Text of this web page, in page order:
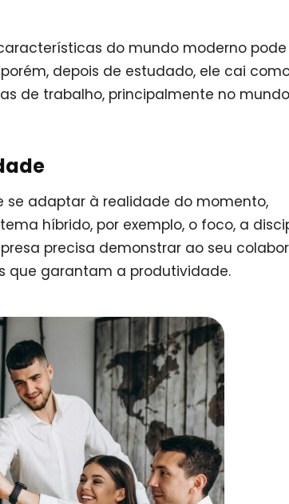
do mundo moderno pode
depois de estudado, ele cai
de trabalho, principalmente no
se adaptar à realidade do momento,
híbrido, por exemplo, o foco, a
precisa demonstrar ao seu
que garantam a produtividade.